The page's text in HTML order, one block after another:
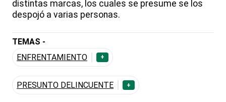
distintas marcas, los cuales se presume se los
despojó a varias personas.
TEMAS -
ENFRENTAMIENTO
+
PRESUNTO DELINCUENTE +